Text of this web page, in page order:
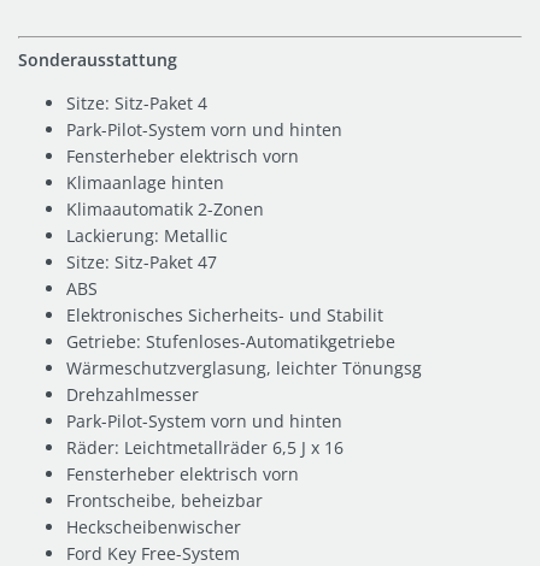
Sonderausstattung
Sitze: Sitz-Paket 4
Park-Pilot-System vorn und hinten
Fensterheber elektrisch vorn
Klimaanlage hinten
Klimaautomatik 2-Zonen
Lackierung: Metallic
Sitze: Sitz-Paket 47
ABS
Elektronisches Sicherheits- und Stabilit
Getriebe: Stufenloses-Automatikgetriebe
Wärmeschutzverglasung, leichter Tönungsg
Drehzahlmesser
Park-Pilot-System vorn und hinten
Räder: Leichtmetallräder 6,5 J x 16
Fensterheber elektrisch vorn
Frontscheibe, beheizbar
Heckscheibenwischer
Ford Key Free-System